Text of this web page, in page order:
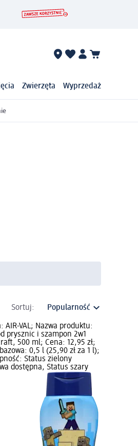
Zwierzęta Wyprzedaż
Sortuj:
AIR-VAL; Nazwa produktu:
prysznic i szampon 2w1
500 ml; Cena: 12,95 zł;
0,5 l (25,90 zł za 1 l);
Status zielony
dostępna, Status szary